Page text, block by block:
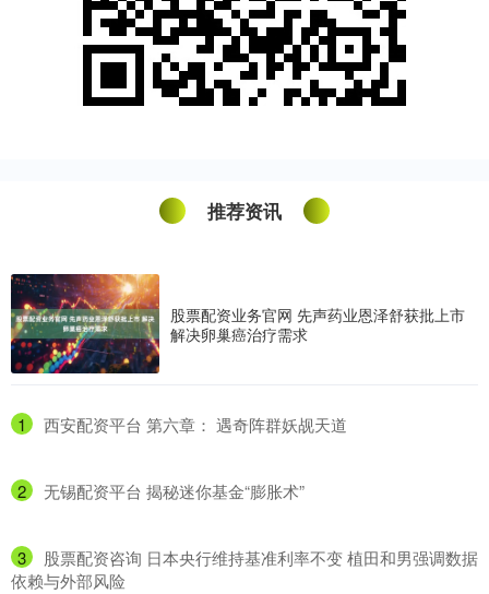
推荐资讯
股票配资业务官网 先声药业恩泽舒获批上市
解决卵巢癌治疗需求
1 ​西安配资平台 第六章： 遇奇阵群妖觇天道
2 ​无锡配资平台 揭秘迷你基金“膨胀术”
3
​股票配资咨询 日本央行维持基准利率不变 植田和男强调数据
依赖与外部风险